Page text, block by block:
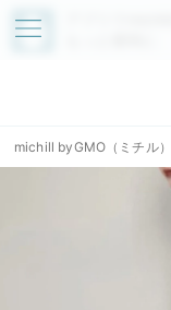
アプリで
michill byGMO（ミチル）